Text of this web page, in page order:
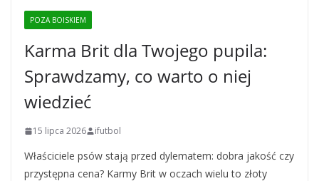
POZA BOISKIEM
Karma Brit dla Twojego pupila:
Sprawdzamy, co warto o niej
wiedzieć
15 lipca 2026 ifutbol
Właściciele psów stają przed dylematem: dobra jakość czy
przystępna cena? Karmy Brit w oczach wielu to złoty